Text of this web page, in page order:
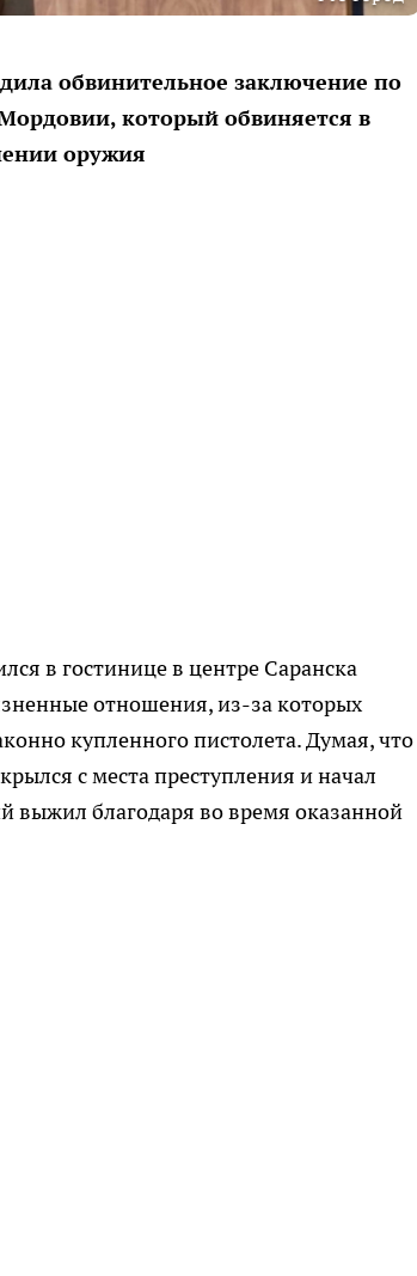
обвинительное заключение по
который обвиняется в
оружия
в гостинице в центре Саранска
отношения, из-за которых
купленного пистолета. Думая, что
с места преступления и начал
выжил благодаря во время оказанной